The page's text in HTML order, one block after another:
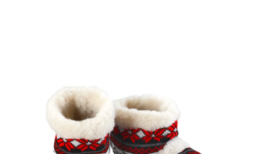
Doprava a platba Hodnocení obchodu
Moje objednávka
FAQ